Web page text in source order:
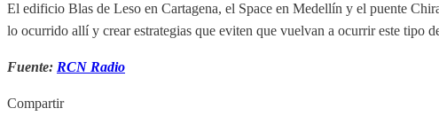
El edificio Blas de Leso en Cartagena, el Space en Medellín y el puente
lo ocurrido allí y crear estrategias que eviten que vuelvan a ocurrir este tipo
Fuente: RCN Radio
Compartir